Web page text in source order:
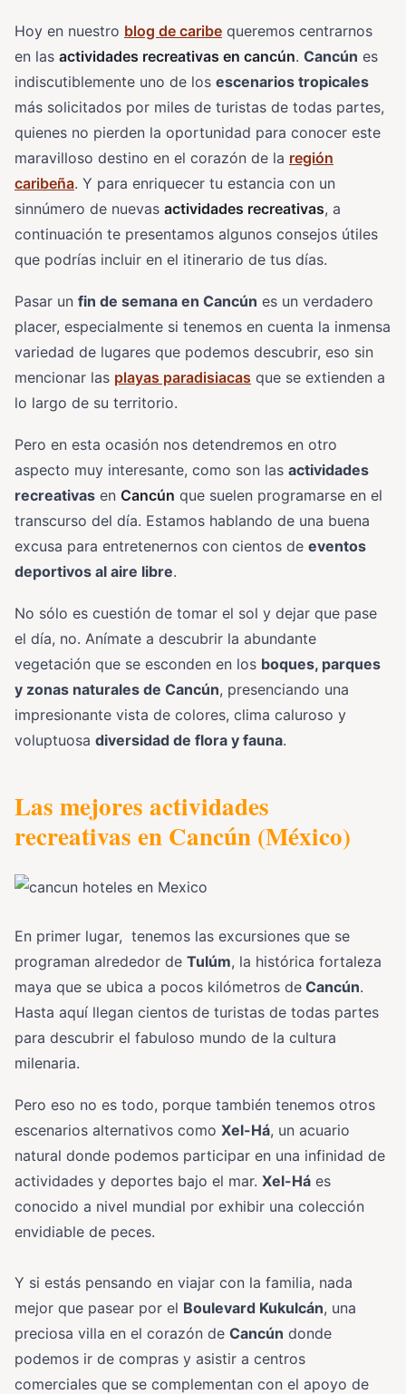
Hoy en nuestro blog de caribe queremos centrarnos
en las actividades recreativas en cancún. Cancún es
indiscutiblemente uno de los escenarios tropicales
más solicitados por miles de turistas de todas partes,
quienes no pierden la oportunidad para conocer este
maravilloso destino en el corazón de la región
caribeña. Y para enriquecer tu estancia con un
sinnúmero de nuevas actividades recreativas, a
continuación te presentamos algunos consejos útiles
que podrías incluir en el itinerario de tus días.
Pasar un fin de semana en Cancún es un verdadero
placer, especialmente si tenemos en cuenta la inmensa
variedad de lugares que podemos descubrir, eso sin
mencionar las playas paradisiacas que se extienden a
lo largo de su territorio.
Pero en esta ocasión nos detendremos en otro
aspecto muy interesante, como son las actividades
recreativas en Cancún que suelen programarse en el
transcurso del día. Estamos hablando de una buena
excusa para entretenernos con cientos de eventos
deportivos al aire libre.
No sólo es cuestión de tomar el sol y dejar que pase
el día, no. Anímate a descubrir la abundante
vegetación que se esconden en los boques, parques
y zonas naturales de Cancún, presenciando una
impresionante vista de colores, clima caluroso y
voluptuosa diversidad de flora y fauna.
Las mejores actividades
recreativas en Cancún (México)
En primer lugar, tenemos las excursiones que se
programan alrededor de Tulúm, la histórica fortaleza
maya que se ubica a pocos kilómetros de Cancún.
Hasta aquí llegan cientos de turistas de todas partes
para descubrir el fabuloso mundo de la cultura
milenaria.
Pero eso no es todo, porque también tenemos otros
escenarios alternativos como Xel-Há, un acuario
natural donde podemos participar en una infinidad de
actividades y deportes bajo el mar. Xel-Há es
conocido a nivel mundial por exhibir una colección
envidiable de peces.
Y si estás pensando en viajar con la familia, nada
mejor que pasear por el Boulevard Kukulcán, una
preciosa villa en el corazón de Cancún donde
podemos ir de compras y asistir a centros
comerciales que se complementan con el apoyo de